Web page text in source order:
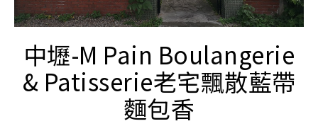
中壢-M Pain Boulangerie
& Patisserie老宅飄散藍帶
麵包香